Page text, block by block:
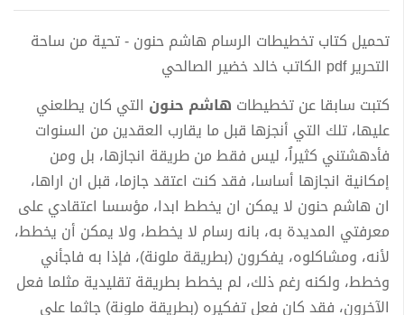
تحميل كتاب تخطيطات الرسام هاشم حنون - تحية من ساحة
التحرير pdf الكاتب خالد خضير الصالحي
كتبت سابقا عن تخطيطات هاشم حنون التي كان يطلعني
عليها، تلك التي أنجزها قبل ما يقارب العقدين من السنوات
فأدهشتني كثيراُ، ليس فقط من طريقة انجازها، بل ومن
إمكانية انجازها أساسا، فقد كنت اعتقد جازما، قبل ان اراها،
ان هاشم حنون لا يمكن ان يخطط ابدا، مؤسسا اعتقادي على
معرفتي المديدة به، بانه رسام لا يخطط، ولا يمكن أن يخطط،
لأنه، ومشاكلوه، يفكرون (بطريقة ملونة)، فإذا به فاجأني
وخطط، ولكنه رغم ذلك، لم يخطط بطريقة تقليدية مثلما فعل
الآخرون، فقد كان فعل تفكيره (بطريقة ملونة) جاثما على